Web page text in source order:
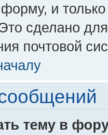
и
сделано
почтовой
тему в